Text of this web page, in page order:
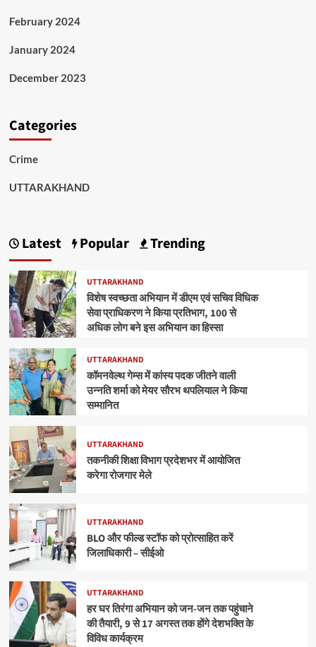
February 2024
January 2024
December 2023
Categories
Crime
UTTARAKHAND
Latest Popular Trending
UTTARAKHAND
विशेष स्वच्छता अभियान में डीएम एवं सचिव विधिक
सेवा प्राधिकरण ने किया प्रतिभाग, 100 से
अधिक लोग बने इस अभियान का हिस्सा
UTTARAKHAND
कॉमनवेल्थ गेम्स में कांस्य पदक जीतने वाली
उन्नति शर्मा को मेयर सौरभ थपलियाल ने किया
सम्मानित
UTTARAKHAND
तकनीकी शिक्षा विभाग प्रदेशभर में आयोजित
करेगा रोजगार मेले
UTTARAKHAND
BLO और फील्ड स्टॉफ को प्रोत्साहित करें
जिलाधिकारी – सीईओ
UTTARAKHAND
हर घर तिरंगा अभियान को जन-जन तक पहुंचाने
की तैयारी, 9 से 17 अगस्त तक होंगे देशभक्ति के
विविध कार्यक्रम